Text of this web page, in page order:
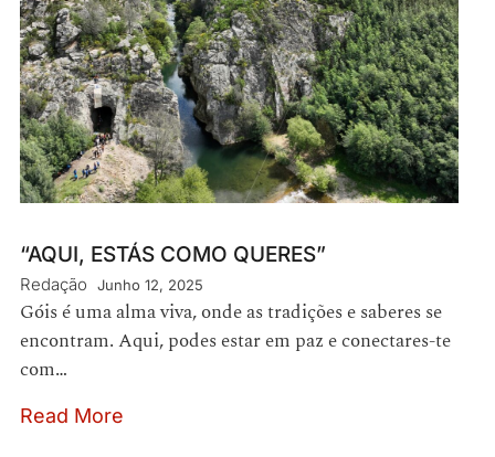
“AQUI, ESTÁS COMO QUERES”
Redação Junho 12, 2025
Góis é uma alma viva, onde as tradições e saberes se
encontram. Aqui, podes estar em paz e conectares-te
com…
Read More